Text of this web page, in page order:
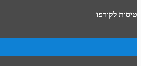
טיסות לקורפו